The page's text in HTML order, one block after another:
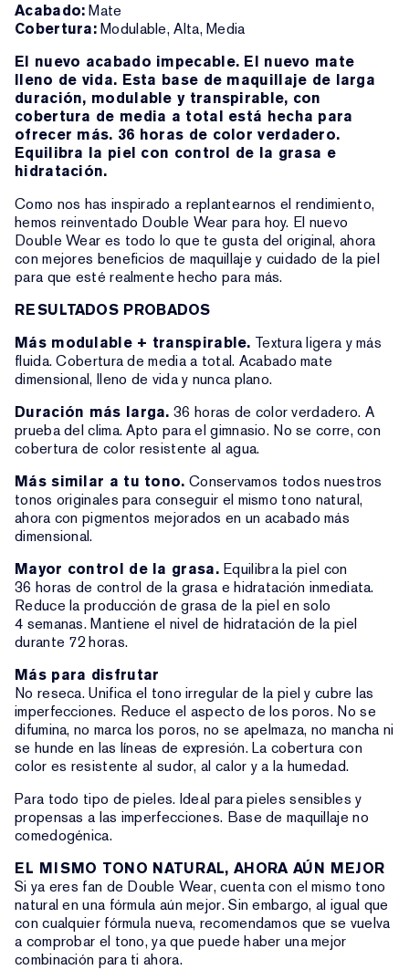
Acabado: Mate
Cobertura:Modulable, Alta, Media
El nuevo acabado impecable. El nuevo mate
lleno de vida. Esta base de maquillaje de larga
duración, modulable y transpirable, con
cobertura de media a total está hecha para
ofrecer más. 36 horas de color verdadero.
Equilibra la piel con control de la grasa e
hidratación.
Como nos has inspirado a replantearnos el rendimiento,
hemos reinventado Double Wear para hoy. El nuevo
Double Wear es todo lo que te gusta del original, ahora
con mejores beneficios de maquillaje y cuidado de la piel
para que esté realmente hecho para más.
RESULTADOS PROBADOS
Más modulable + transpirable. Textura ligera y más
fluida. Cobertura de media a total. Acabado mate
dimensional, lleno de vida y nunca plano.
Duración más larga. 36 horas de color verdadero. A
prueba del clima. Apto para el gimnasio. No se corre, con
cobertura de color resistente al agua.
Más similar a tu tono. Conservamos todos nuestros
tonos originales para conseguir el mismo tono natural,
ahora con pigmentos mejorados en un acabado más
dimensional.
Mayor control de la grasa.Equilibra la piel con
36 horas de control de la grasa e hidratación inmediata.
Reduce la producción de grasa de la piel en solo
4 semanas. Mantiene el nivel de hidratación de la piel
durante 72 horas.
Más para disfrutar
No reseca. Unifica el tono irregular de la piel y cubre las
imperfecciones. Reduce el aspecto de los poros. No se
difumina, no marca los poros, no se apelmaza, no mancha ni
se hunde en las líneas de expresión. La cobertura con
color es resistente al sudor, al calor y a la humedad.
Para todo tipo de pieles. Ideal para pieles sensibles y
propensas a las imperfecciones. Base de maquillaje no
comedogénica.
EL MISMO TONO NATURAL, AHORA AÚN MEJOR
Si ya eres fan de Double Wear, cuenta con el mismo tono
natural en una fórmula aún mejor. Sin embargo, al igual que
con cualquier fórmula nueva, recomendamos que se vuelva
a comprobar el tono, ya que puede haber una mejor
combinación para ti ahora.